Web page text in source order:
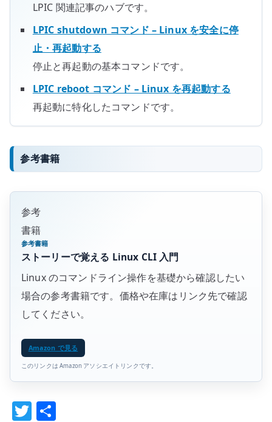
LPIC 関連記事のハブです。
LPIC shutdown コマンド – Linux を安全に停
止・再起動する
停止と再起動の基本コマンドです。
LPIC reboot コマンド – Linux を再起動する
再起動に特化したコマンドです。
参考書籍
参考
書籍
参考書籍
ストーリーで覚える Linux CLI 入門
Linux のコマンドライン操作を基礎から確認したい
場合の参考書籍です。価格や在庫はリンク先で確認
してください。
Amazon で見る
このリンクは Amazon アソシエイトリンクです。
T